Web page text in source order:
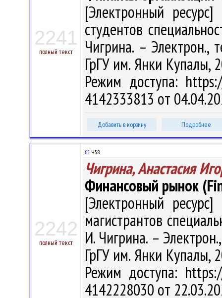
2241
полный текст
[Электронный
студентов
Чигрина. – Электрон.,
ГрГУ им. Янки Купалы,
Режим доступа:
4142333813 от
Добавить в корзину Подробнее
2242
полный текст
65 Ч58
Чигрина, Анастасия
Финансовый рынок
[Электронный
магистрантов
И. Чигрина. –
ГрГУ им. Янки Купалы,
Режим доступа:
4142228030 от